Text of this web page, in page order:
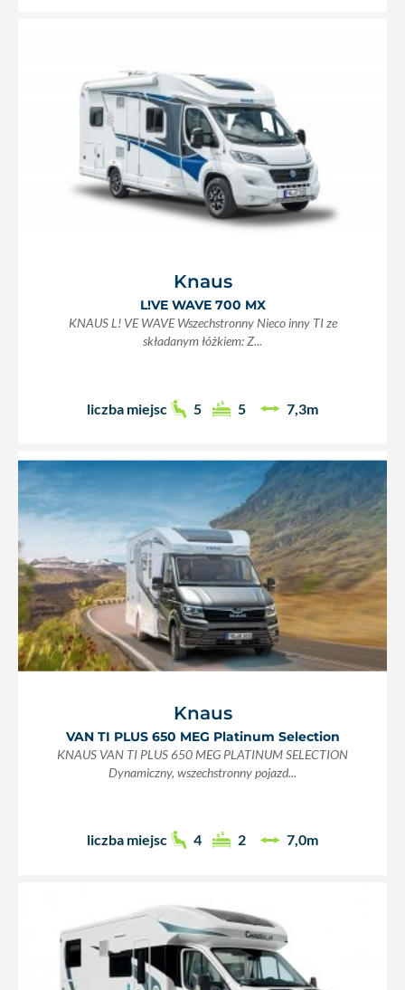
Knaus
L!VE WAVE 700 MX
KNAUS L! VE WAVE Wszechstronny Nieco inny TI ze
składanym łóżkiem: Z...
liczba miejsc 5 5 7,3m
Knaus
VAN TI PLUS 650 MEG Platinum Selection
KNAUS VAN TI PLUS 650 MEG PLATINUM SELECTION
Dynamiczny, wszechstronny pojazd...
liczba miejsc 4 2 7,0m